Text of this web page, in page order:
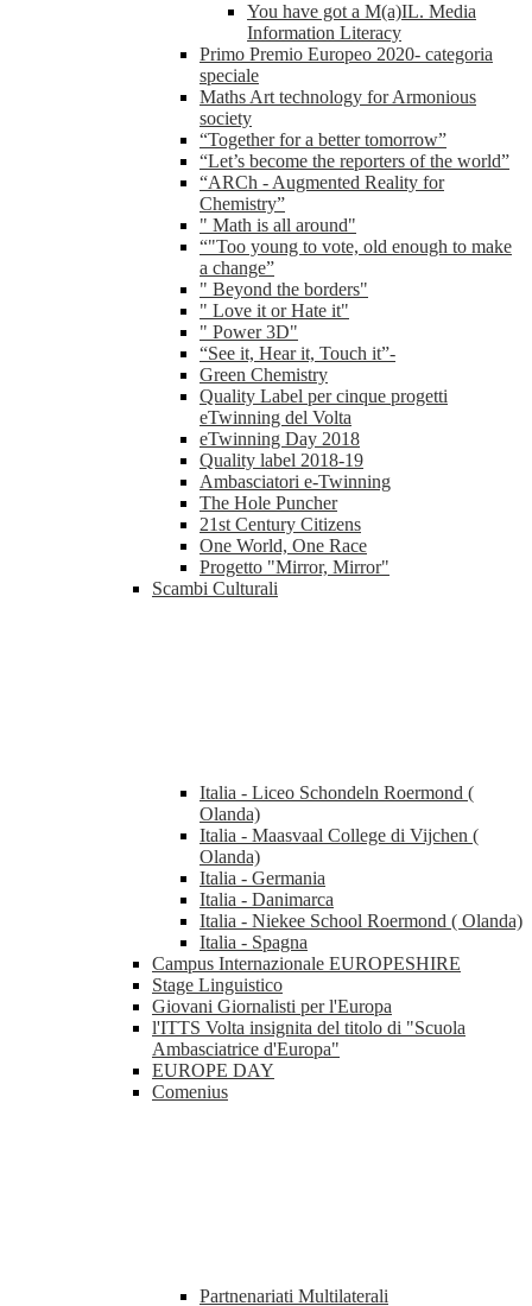
You have got a M(a)IL. Media
Information Literacy
Primo Premio Europeo 2020- categoria
speciale
Maths Art technology for Armonious
society
“Together for a better tomorrow”
“Let’s become the reporters of the world”
“ARCh - Augmented Reality for
Chemistry”
" Math is all around"
“"Too young to vote, old enough to make
a change”
" Beyond the borders"
" Love it or Hate it"
" Power 3D"
“See it, Hear it, Touch it”-
Green Chemistry
Quality Label per cinque progetti
eTwinning del Volta
eTwinning Day 2018
Quality label 2018-19
Ambasciatori e-Twinning
The Hole Puncher
21st Century Citizens
One World, One Race
Progetto "Mirror, Mirror"
Scambi Culturali
Italia - Liceo Schondeln Roermond (
Olanda)
Italia - Maasvaal College di Vijchen (
Olanda)
Italia - Germania
Italia - Danimarca
Italia - Niekee School Roermond ( Olanda)
Italia - Spagna
Campus Internazionale EUROPESHIRE
Stage Linguistico
Giovani Giornalisti per l'Europa
l'ITTS Volta insignita del titolo di "Scuola
Ambasciatrice d'Europa"
EUROPE DAY
Comenius
Partnenariati Multilaterali